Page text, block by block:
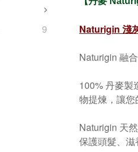
9 Naturigin 淺
Naturigin 融
100% 丹麥
物提煉，讓
Naturigin 天
保護頭髮、滋